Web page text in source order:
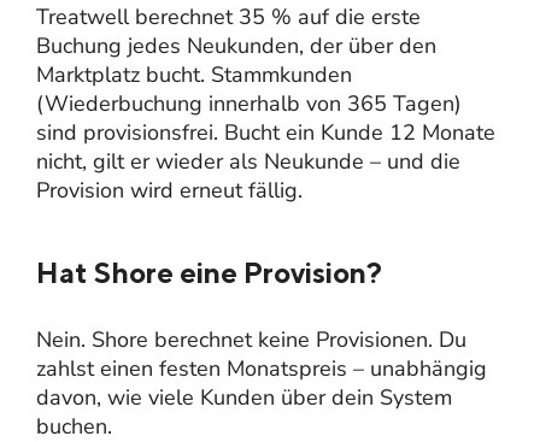
Treatwell berechnet 35 % auf die erste
Buchung jedes Neukunden, der über den
Marktplatz bucht. Stammkunden
(Wiederbuchung innerhalb von 365 Tagen)
sind provisionsfrei. Bucht ein Kunde 12 Monate
nicht, gilt er wieder als Neukunde – und die
Provision wird erneut fällig.
Hat Shore eine Provision?
Nein. Shore berechnet keine Provisionen. Du
zahlst einen festen Monatspreis – unabhängig
davon, wie viele Kunden über dein System
buchen.